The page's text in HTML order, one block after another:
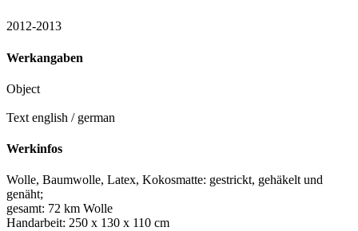
2012-2013
Werkangaben
Object
Text english / german
Werkinfos
Wolle, Baumwolle, Latex, Kokosmatte: gestrickt, gehäkelt und
genäht;
gesamt: 72 km Wolle
Handarbeit: 250 x 130 x 110 cm